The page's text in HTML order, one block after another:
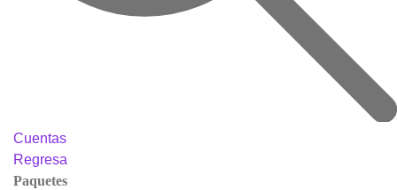
Cuentas
Regresa
Paquetes